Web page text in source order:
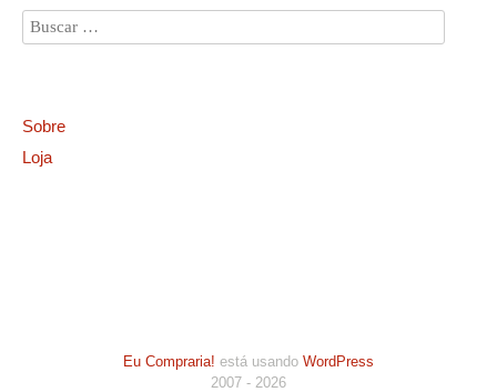
Sobre
Loja
Eu Compraria! está usando WordPress
2007 - 2026